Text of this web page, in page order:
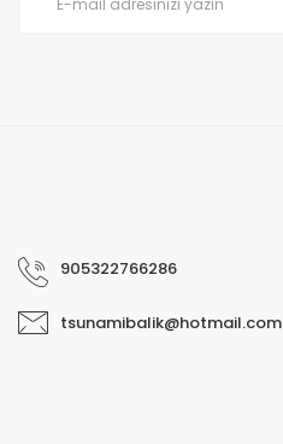
905322766286
tsunamibalik@hotmail.com